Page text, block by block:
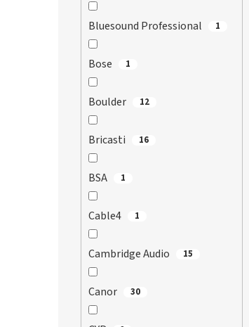
Bluesound Professional 1
Bose 1
Boulder 12
Bricasti 16
BSA 1
Cable4 1
Cambridge Audio 15
Canor 30